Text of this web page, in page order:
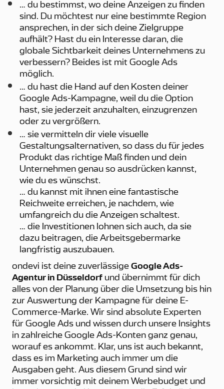
… du bestimmst, wo deine Anzeigen zu finden
sind. Du möchtest nur eine bestimmte Region
ansprechen, in der sich deine Zielgruppe
aufhält? Hast du ein Interesse daran, die
globale Sichtbarkeit deines Unternehmens zu
verbessern? Beides ist mit Google Ads
möglich.
… du hast die Hand auf den Kosten deiner
Google Ads-Kampagne, weil du die Option
hast, sie jederzeit anzuhalten, einzugrenzen
oder zu vergrößern.
… sie vermitteln dir viele visuelle
Gestaltungsalternativen, so dass du für jedes
Produkt das richtige Maß finden und dein
Unternehmen genau so ausdrücken kannst,
wie du es wünschst.
… du kannst mit ihnen eine fantastische
Reichweite erreichen, je nachdem, wie
umfangreich du die Anzeigen schaltest.
… die Investitionen lohnen sich auch, da sie
dazu beitragen, die Arbeitsgebermarke
langfristig auszubauen.
ondevi ist deine zuverlässige Google Ads-
Agentur in Düsseldorf und übernimmt für dich
alles von der Planung über die Umsetzung bis hin
zur Auswertung der Kampagne für deine E-
Commerce-Marke. Wir sind absolute Experten
für Google Ads und wissen durch unsere Insights
in zahlreiche Google Ads-Konten ganz genau,
worauf es ankommt. Klar, uns ist auch bekannt,
dass es im Marketing auch immer um die
Ausgaben geht. Aus diesem Grund sind wir
immer vorsichtig mit deinem Werbebudget und